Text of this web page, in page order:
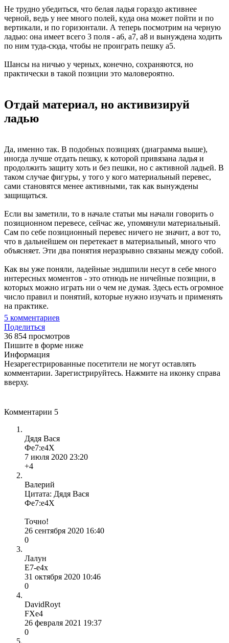
Не трудно убедиться, что белая ладья гораздо активнее
черной, ведь у нее много полей, куда она может пойти и по
вертикали, и по горизонтали. А теперь посмотрим на черную
ладью: она имеет всего 3 поля - a6, a7, a8 и вынуждена ходить
по ним туда-сюда, чтобы не проиграть пешку a5.
Шансы на ничью у черных, конечно, сохраняются, но
практически в такой позиции это маловероятно.
Отдай материал, но активизируй
ладью
Да, именно так. В подобных позициях (диаграмма выше),
иногда лучше отдать пешку, к которой привязана ладья и
продолжить защиту хоть и без пешки, но с активной ладьей. В
таком случае фигуры, у того у кого материальный перевес,
сами становятся менее активными, так как вынуждены
защищаться.
Если вы заметили, то в начале статьи мы начали говорить о
позиционном перевесе, сейчас же, упомянули материальный.
Сам по себе позиционный перевес ничего не значит, а вот то,
что в дальнейшем он перетекает в материальный, много что
объясняет. Эти два понятия неразрывно связаны между собой.
Как вы уже поняли, ладейные эндшпили несут в себе много
интересных моментов - это отнюдь не ничейные позиции, в
которых можно играть ни о чем не думая. Здесь есть огромное
число правил и понятий, которые нужно изучать и применять
на практике.
5 комментариев
Поделиться
36 854 просмотров
Пишите в форме ниже
Информация
Незарегестрированные посетители не могут оставлять
комментарии. Зарегистрируйтесь. Нажмите на иконку справа
вверху.
Комментарии 5
Дядя Вася
Фе7:е4Х
7 июля 2020 23:20
+4
Валерий
Цитата: Дядя Вася
Фе7:е4Х
Точно!
26 сентября 2020 16:40
0
Лалун
E7-e4x
31 октября 2020 10:46
0
DavidRoyt
FXe4
26 февраля 2021 19:37
0